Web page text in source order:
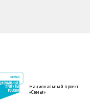
Национальный проект
«Семья»